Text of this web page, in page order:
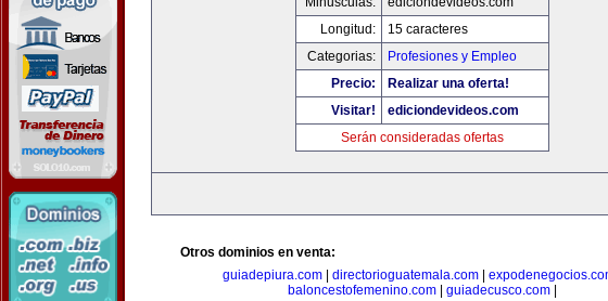
Longitud:
15 caracteres
Categorias:
Profesiones y Empleo
Precio:
Realizar una oferta!
Visitar!
ediciondevideos.com
Serán consideradas ofertas
Otros dominios en venta:
guiadepiura.com
directorioguatemala.com
baloncestofemenino.com
guiadecusco.com